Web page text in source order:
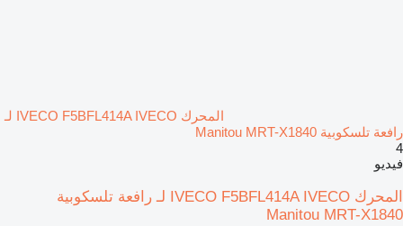
المحرك IVECO F5BFL414A IVECO لـ
رافعة تلسكوبية Manitou MRT-X1840
4
فيديو
المحرك IVECO F5BFL414A IVECO لـ رافعة تلسكوبية
Manitou MRT-X1840